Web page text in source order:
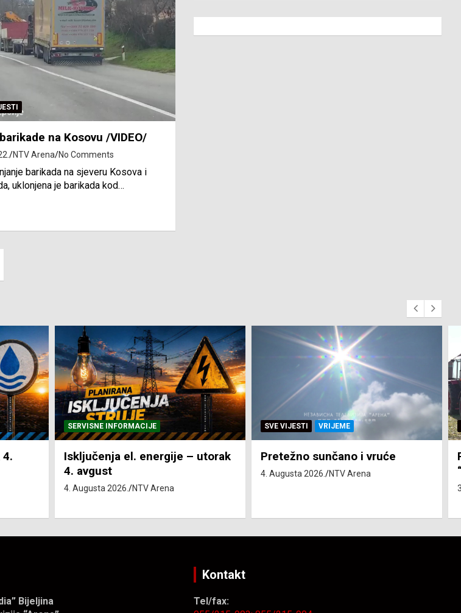
na Kosovu /VIDEO/
NTV Arena No Comments
barikada na sjeveru Kosova i
uklonjena je barikada kod…
SVE VIJESTI VRIJEME
Pretežno sunčano i vruće
4. Augusta 2026.
SVE VIJESTI ZEMLJA
Pravo na subvenciju za traktor
“Belarus” ostvarila 84 korisnika
Bijeljina
Kontakt
Tel/fax: